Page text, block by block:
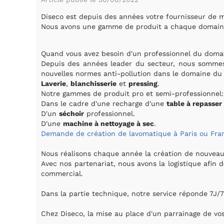
Diseco est depuis des années votre fournisseur de
Nous avons une gamme de produit a chaque
Quand vous avez besoin d'un professionnel du
Depuis des années leader du secteur, nous
nouvelles normes anti-pollution dans le domaine
Laverie, blanchisserie et pressing.
Notre gammes de produit pro et semi-professionnel:
Dans le cadre d'une recharge d'une table à repasser
D'un séchoir professionnel.
D'une machine à nettoyage à sec.
Demande de création de lavomatique à Paris ou
Nous réalisons chaque année la création de
Avec nos partenariat, nous avons la logistique afin
commercial.
Dans la partie technique, notre service réponde
Chez Diseco, la mise au place d'un parrainage de